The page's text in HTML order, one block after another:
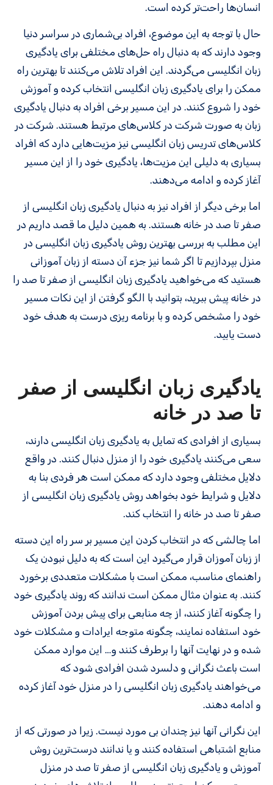
انسان‌ها راحت‌تر کرده است.
حال با توجه به این موضوع، افراد بی‌شماری در سراسر دنیا
وجود دارند که به دنبال راه‌ حل‌های مختلفی برای یادگیری
زبان انگلیسی می‌گردند. این افراد تلاش می‌کنند تا بهترین راه
ممکن را برای یادگیری زبان انگلیسی انتخاب کرده و آموزش
خود را شروع کنند. در این مسیر برخی افراد به دنبال یادگیری
زبان به صورت شرکت در کلاس‌های مرتبط هستند. شرکت در
کلاس‌های تدریس زبان انگلیسی نیز مزیت‌هایی دارد که افراد
بسیاری به دلیلی این مزیت‌ها، یادگیری خود را از این مسیر
آغاز کرده و ادامه می‌دهند.
اما برخی دیگر از افراد نیز به دنبال یادگیری زبان انگلیسی از
صفر تا صد در خانه هستند. به همین دلیل ما قصد داریم در
این مطلب به بررسی بهترین روش یادگیری زبان انگلیسی در
منزل بپردازیم تا اگر شما نیز جزء آن دسته از زبان آموزانی
هستید که می‌خواهید یادگیری زبان انگلیسی از صفر تا صد را
در خانه پیش ببرید، بتوانید با الگو گرفتن از این نکات مسیر
خود را مشخص کرده و با برنامه ریزی درست به هدف خود
دست یابید.
یادگیری زبان انگلیسی از صفر
تا صد در خانه
بسیاری از افرادی که تمایل به یادگیری زبان انگلیسی دارند،
سعی می‌کنند یادگیری خود را از منزل دنبال کنند. در واقع
دلایل مختلفی وجود دارد که ممکن است هر فردی بنا به
دلایل و شرایط خود بخواهد روش یادگیری زبان انگلیسی از
صفر تا صد در خانه را انتخاب کند.
اما چالشی که در انتخاب کردن این مسیر بر سر راه این دسته
از زبان آموزان قرار می‌گیرد این است که به دلیل نبودن یک
راهنمای مناسب‌، ممکن است با مشکلات متعددی برخورد
کنند. به عنوان مثال ممکن است ندانند که روند یادگیری خود
را چگونه آغاز کنند، از چه منابعی برای پیش بردن آموزش
خود استفاده نمایند، چگونه متوجه ایرادات و مشکلات خود
شده و در نهایت آنها را برطرف کنند و… این موارد ممکن
است باعث نگرانی و دلسرد شدن افرادی شود که
می‌خواهند یادگیری زبان انگلیسی را در منزل خود آغاز کرده
و ادامه دهند.
این نگرانی آنها نیز چندان بی‌ مورد نیست. زیرا در صورتی که از
منابع اشتباهی استفاده کنند و یا ندانند درست‌ترین روش
آموزش و یادگیری زبان انگلیسی از صفر تا صد در منزل